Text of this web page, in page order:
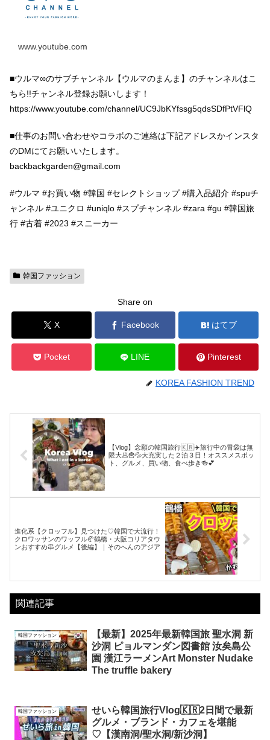
www.youtube.com
■ウルマ∞のサブチャンネル【ウルマのまんま】のチャンネルはこ
ちら!!チャンネル登録お願いします！
https://www.youtube.com/channel/UC9JbKYfssg5qdsSDfPtVFlQ
■仕事のお問い合わせやコラボのご連絡は下記アドレスかインスタ
のDMにてお願いいたします。
backbackgarden@gmail.com
#ウルマ #お買い物 #韓国 #セレクトショップ #購入品紹介 #spuチ
ャンネル #​​ユニクロ #uniqlo #スプチャンネル​​ #zara #gu #韓国旅
行 #古着 #2023 #スニーカー
韓国ファッション
Share on
X Facebook はてブ
Pocket LINE Pinterest
KOREA FASHION TREND
【Vlog】念願の韓国旅行🇰🇷✈️旅行中の胃袋は無
限大🥟🍟💦大充実した２泊３日！オススメスポッ
ト、グルメ、買い物、食べ歩き🍻💕
進化系【クロッフル】見つけた♡韓国で大流行！
クロワッサンのワッフル🥐鶴橋・大阪コリアタウ
ンおすすめ串グルメ【後編】｜そのへんのアジア
関連記事
韓国ファッション
【最新】2025年最新韓国旅 聖水洞 新
沙洞 ピョルマンダン図書館 汝矣島公
園 漢江ラーメンArt Monster Nudake
The truffle bakery
韓国ファッション
せいら韓国旅行Vlog🇰🇷2日間で最新
グルメ・ブランド・カフェを堪能
♡【漢南洞/聖水洞/新沙洞】